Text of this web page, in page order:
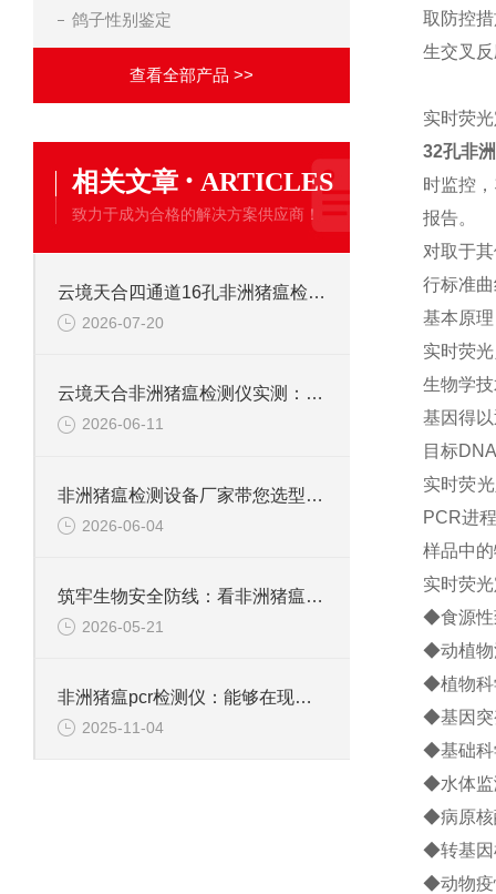
鸽子性别鉴定
查看全部产品 >>
相关文章 · ARTICLES
致力于成为合格的解决方案供应商！
云境天合四通道16孔非洲猪瘟检测仪高特异性避免交叉反应，保障生猪产业安全
2026-07-20
云境天合非洲猪瘟检测仪实测：速度与准确度兼得，防控效率大幅提升
2026-06-11
非洲猪瘟检测设备厂家带您选型、实操与维保技术交流
2026-06-04
筑牢生物安全防线：看非洲猪瘟检测仪如何打通基层防疫“最后一公里”
2026-05-21
非洲猪瘟pcr检测仪：能够在现场快速完成检测任务，满足外出实验的需求
2025-11-04
取防控
生交叉
实时荧
32孔非
时监控
报告。
对取于
行标准
基本原理
实时荧
生物学
基因得
目标
实时荧
PCR进
样品中
实时荧
◆食源性
◆动植物
◆植物科
◆基因突
◆基础科
◆水体监
◆病原核
◆转基因
◆动物疫